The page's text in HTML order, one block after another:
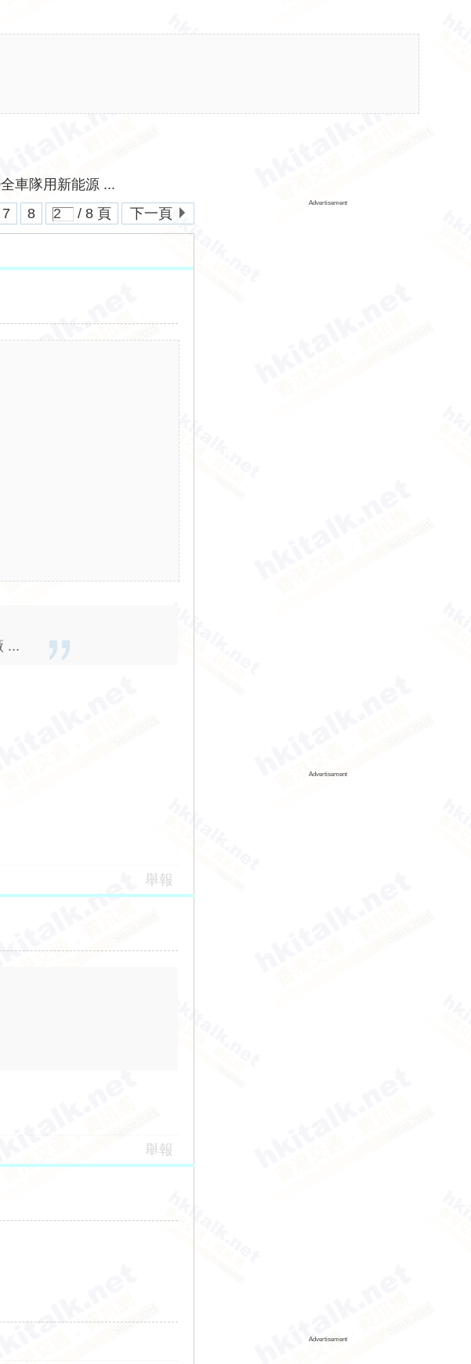
車隊用新能源 ...
7 8 / 8 頁 下一頁
...
舉報
舉報
Advertisement
Advertisement
Advertisement